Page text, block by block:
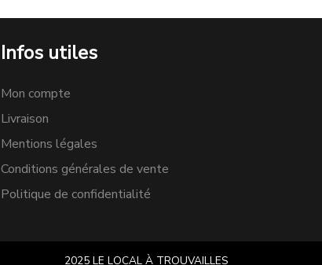
Infos utiles
Mon compte
Livraison
Mentions légales
Conditions générales de vente
Politique de confidentialité
2025 LE LOCAL À TROUVAILLES